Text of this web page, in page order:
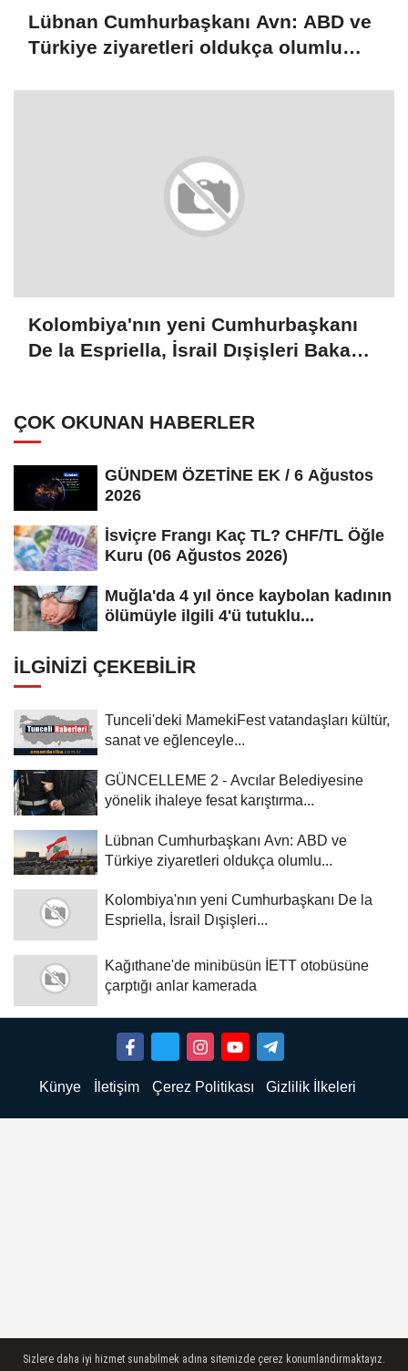
Lübnan Cumhurbaşkanı Avn: ABD ve
Türkiye ziyaretleri oldukça olumlu
Kolombiya'nın yeni Cumhurbaşkanı
De la Espriella, İsrail Dışişleri Bakanı
ÇOK OKUNAN HABERLER
GÜNDEM ÖZETİNE EK / 6 Ağustos
2026
İsviçre Frangı Kaç TL? CHF/TL Öğle
Kuru (06 Ağustos 2026)
Muğla'da 4 yıl önce kaybolan kadının
ölümüyle ilgili 4'ü tutuklu...
İLGINIZI ÇEKEBILIR
Tunceli'deki MamekiFest vatandaşları kültür,
sanat ve eğlenceyle...
GÜNCELLEME 2 - Avcılar Belediyesine
yönelik ihaleye fesat karıştırma...
Lübnan Cumhurbaşkanı Avn: ABD ve
Türkiye ziyaretleri oldukça olumlu...
Kolombiya'nın yeni Cumhurbaşkanı De la
Espriella, İsrail Dışişleri...
Kağıthane'de minibüsün İETT otobüsüne
çarptığı anlar kamerada
Künye İletişim Çerez Politikası Gizlilik İlkeleri
Sizlere daha iyi hizmet sunabilmek adına sitemizde çerez konumlandırmaktayız.